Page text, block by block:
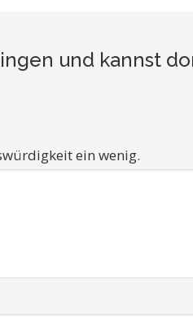
und kannst
ein wenig.